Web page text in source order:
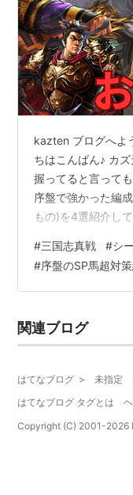
kazten ブログへよ
ちはこんばん♪ カ
握ってると言って
序盤で強かった編
もの)を4選紹介し
が対策として優秀
着目していこうと
う👍 < 目次 > １
選解説 では早速、
#三国志真戦 #シ
#序盤のSP馬超対
関連ブログ
はてなブログ > 未指定
はてなブログ タグとは
Copyright (C) 2001-2026